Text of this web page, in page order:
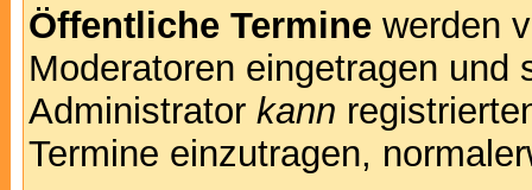
Öffentliche Termine werden
Moderatoren eingetragen und
Administrator kann
Termine einzutragen,